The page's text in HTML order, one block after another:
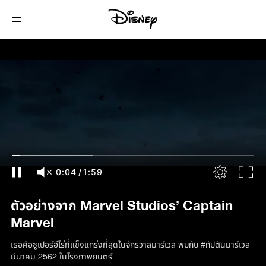
0:04 /1:59
ตัวอย่างจาก Marvel Studios’ Captain
Marvel
เธอคือซูเปอร์ฮีโร่ที่แข็งแกร่งที่สุดในจักรวาลมาร์เวล พบกับ #กัปตันมาร์เวล
มีนาคม 2562 ในโรงภาพยนตร์